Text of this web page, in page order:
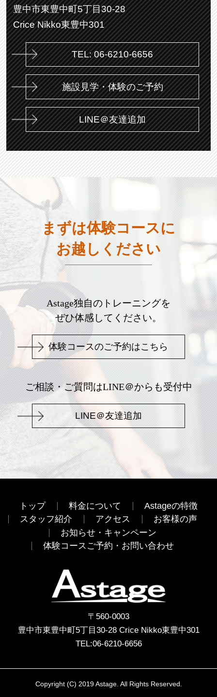
豊中市東豊中町5丁目30-28
Crice Nikko東豊中301
TEL: 06-6210-6656
施設見学・体験のご予約
LINE＠友達追加
まずは体験コースに
お越しください
Astage独自のトレーニングを
ぜひ体感してください。
体験コースのご予約はこちら
ご相談・ご質問はLINE＠からも受付中
LINE＠友達追加
トップ 料金について
Astageの特徴
スタッフ紹介
アクセス
お客様の声
お知らせ・キャンペーン
体験コースご予約・お問い合わせ
〒560-0003
豊中市東豊中町5丁目30-28 Crice Nikko東豊中301
TEL:06-6210-6656
Copyright (C) 2019 Astage. All Rights Reserved.